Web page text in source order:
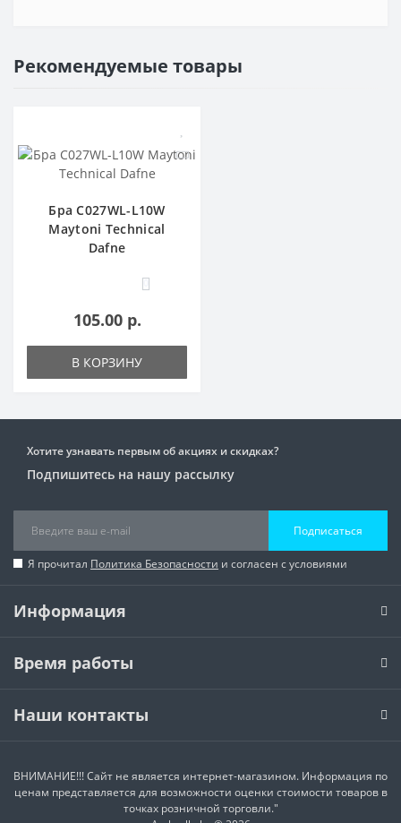
Рекомендуемые товары
Бра C027WL-L10W
Maytoni Technical
Dafne
0
105.00 р.
В КОРЗИНУ
Хотите узнавать первым об акциях и скидках?
Подпишитесь на нашу рассылку
Подписаться
Я прочитал Политика Безопасности и согласен с условиями
Информация
Время работы
Наши контакты
ВНИМАНИЕ!!! Сайт не является интернет-магазином. Информация по
ценам представляется для возможности оценки стоимости товаров в
точках розничной торговли."